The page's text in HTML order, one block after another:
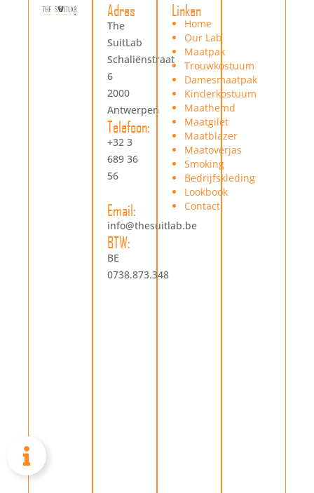
Adres
The
SuitLab
Schaliënstraat
6
2000
Antwerpen
Telefoon:
+32 3
689 36
56
Email:
info@thesuitlab.be
BTW:
BE
0738.873.348
Linken
Home
Our Lab
Maatpak
Trouwkostuum
Damesmaatpak
Kinderkostuum
Maathemd
Maatgilet
Maatblazer
Maatoverjas
Smoking
Bedrijfskleding
Lookbook
Contact